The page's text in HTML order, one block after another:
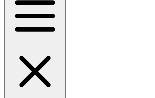
العربية
العربية
हिन्दी
Bahasa